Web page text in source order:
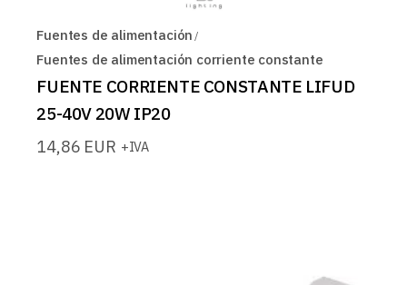
Fuentes de alimentación
Fuentes de alimentación corriente constante
FUENTE CORRIENTE CONSTANTE LIFUD
25-40V 20W IP20
14,86 EUR +IVA